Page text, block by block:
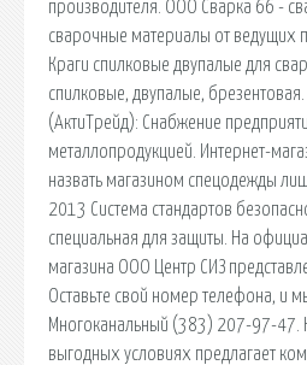
производителя. ООО Сварка 66 -
сварочные материалы от ведущих
Краги спилковые двупалые для
спилковые, двупалые,
(АктиТрейд): Снабжение
металлопродукцией. Интернет-
назвать магазином спецодежды
2013 Система стандартов
специальная для защиты. На
магазина ООО Центр СИЗ
Оставьте свой номер телефона, и
Многоканальный (383) 207-97-47.
выгодных условиях предлагает